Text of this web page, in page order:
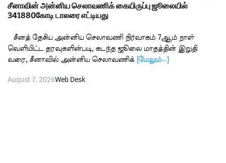
சீனாவின் அன்னிய செலாவணிக் கையிருப்பு ஜூலையில்
341880கோடி டாலரை எட்டியது
சீனத் தேசிய அன்னிய செலாவணி நிர்வாகம் 7ஆம் நாள்
வெளியிட்ட தரவுகளின்படி, கடந்த ஜூலை மாதத்தின் இறுதி
வரை, சீனாவில் அன்னிய செலாவணிக் [மேலும்…]
August 7, 2026Web Desk